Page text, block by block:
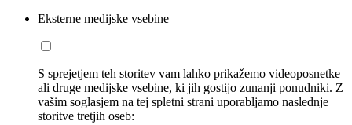
Eksterne medijske vsebine
S sprejetjem teh storitev vam lahko prikažemo videoposnetke
ali druge medijske vsebine, ki jih gostijo zunanji ponudniki. Z
vašim soglasjem na tej spletni strani uporabljamo naslednje
storitve tretjih oseb: